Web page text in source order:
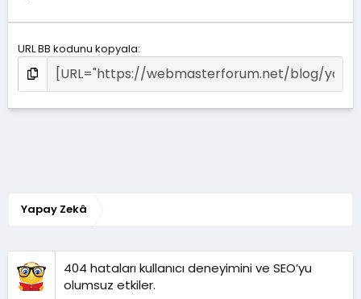
URL BB kodunu kopyala
Yapay Zekâ
404 hataları kullanıcı deneyimini ve SEO’yu
olumsuz etkiler.